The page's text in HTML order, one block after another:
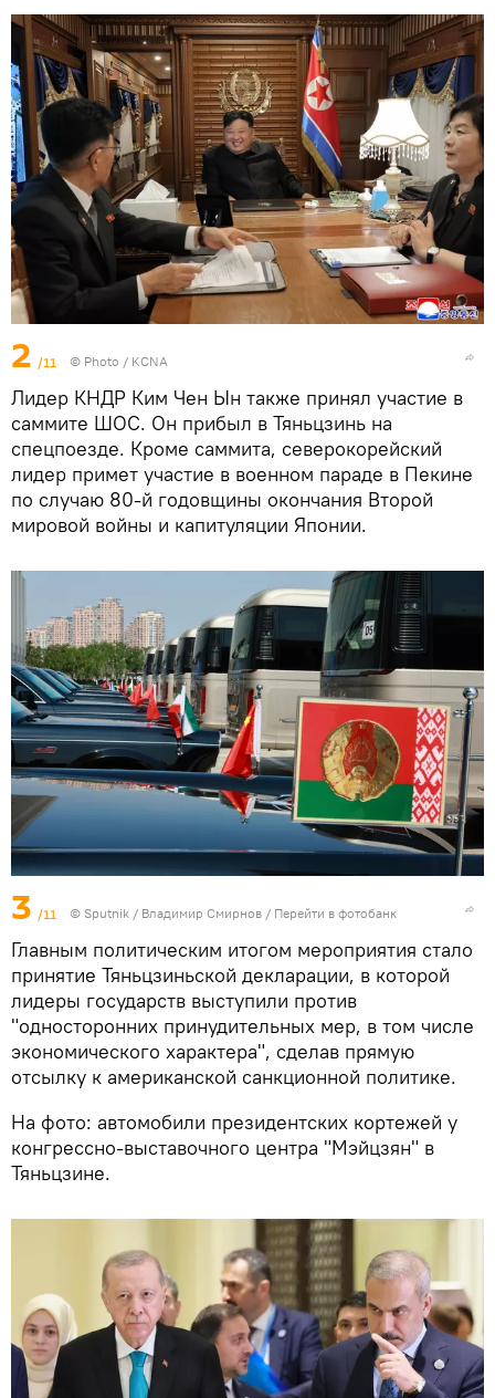
2 /11 © Photo / KCNA
Лидер КНДР Ким Чен Ын также принял участие в
саммите ШОС. Он прибыл в Тяньцзинь на
спецпоезде. Кроме саммита, северокорейский
лидер примет участие в военном параде в Пекине
по случаю 80-й годовщины окончания Второй
мировой войны и капитуляции Японии.
3 /11 © Sputnik / Владимир Смирнов / Перейти в фотобанк
Главным политическим итогом мероприятия стало
принятие Тяньцзиньской декларации, в которой
лидеры государств выступили против
"односторонних принудительных мер, в том числе
экономического характера", сделав прямую
отсылку к американской санкционной политике.
На фото: автомобили президентских кортежей у
конгрессно-выставочного центра "Мэйцзян" в
Тяньцзине.